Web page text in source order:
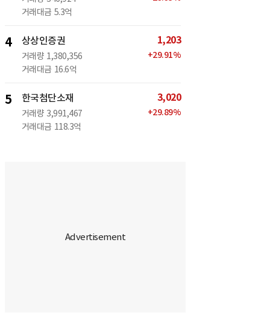
거래대금 5.3억
4 상상인증권
거래량 1,380,356
거래대금 16.6억
1,203
+29.91%
5 한국첨단소재
거래량 3,991,467
거래대금 118.3억
3,020
+29.89%